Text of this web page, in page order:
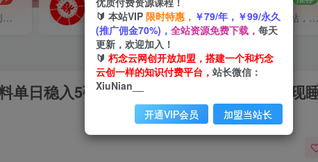
研究探讨更多创业项目路子。 会员专属推广链接 搭建同款网站，自己当老板
单日稳入5张+，AI自动操作，解放双手实现
🔰 本站VIP 限时特惠， ￥79/年，￥99/永久
(推广佣金70%)， 全站资源免费下载， 每天
更新，欢迎加入！
🔰 朽念云网创开放加盟，搭建一个和朽念
云创一样的知识付费平台， 站长微信：
XiuNian__
开通VIP会员 加盟当站长